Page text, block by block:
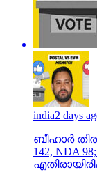
india2 days
ബീഹാർ
142,